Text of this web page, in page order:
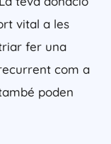
vital a les
fer una
com a
poden